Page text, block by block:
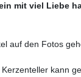
mit viel Liebe
auf den Fotos
kann